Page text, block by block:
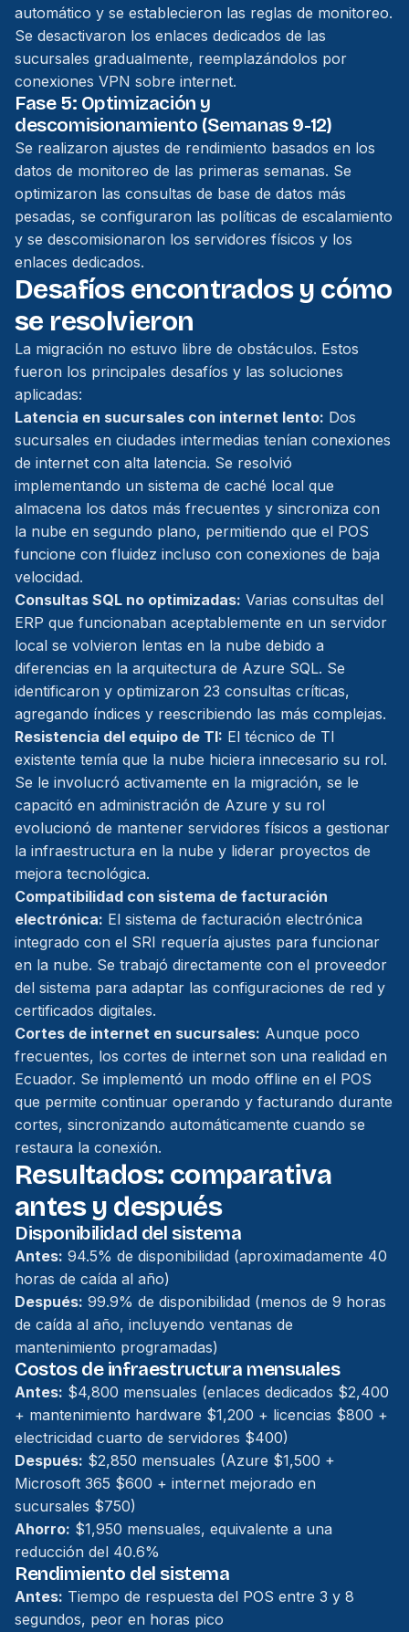
automático y se establecieron las reglas de monitoreo.
Se desactivaron los enlaces dedicados de las
sucursales gradualmente, reemplazándolos por
conexiones VPN sobre internet.
Fase 5: Optimización y
descomisionamiento (Semanas 9-12)
Se realizaron ajustes de rendimiento basados en los
datos de monitoreo de las primeras semanas. Se
optimizaron las consultas de base de datos más
pesadas, se configuraron las políticas de escalamiento
y se descomisionaron los servidores físicos y los
enlaces dedicados.
Desafíos encontrados y cómo
se resolvieron
La migración no estuvo libre de obstáculos. Estos
fueron los principales desafíos y las soluciones
aplicadas:
Latencia en sucursales con internet lento: Dos
sucursales en ciudades intermedias tenían conexiones
de internet con alta latencia. Se resolvió
implementando un sistema de caché local que
almacena los datos más frecuentes y sincroniza con
la nube en segundo plano, permitiendo que el POS
funcione con fluidez incluso con conexiones de baja
velocidad.
Consultas SQL no optimizadas: Varias consultas del
ERP que funcionaban aceptablemente en un servidor
local se volvieron lentas en la nube debido a
diferencias en la arquitectura de Azure SQL. Se
identificaron y optimizaron 23 consultas críticas,
agregando índices y reescribiendo las más complejas.
Resistencia del equipo de TI: El técnico de TI
existente temía que la nube hiciera innecesario su rol.
Se le involucró activamente en la migración, se le
capacitó en administración de Azure y su rol
evolucionó de mantener servidores físicos a gestionar
la infraestructura en la nube y liderar proyectos de
mejora tecnológica.
Compatibilidad con sistema de facturación
electrónica: El sistema de facturación electrónica
integrado con el SRI requería ajustes para funcionar
en la nube. Se trabajó directamente con el proveedor
del sistema para adaptar las configuraciones de red y
certificados digitales.
Cortes de internet en sucursales: Aunque poco
frecuentes, los cortes de internet son una realidad en
Ecuador. Se implementó un modo offline en el POS
que permite continuar operando y facturando durante
cortes, sincronizando automáticamente cuando se
restaura la conexión.
Resultados: comparativa
antes y después
Disponibilidad del sistema
Antes: 94.5% de disponibilidad (aproximadamente 40
horas de caída al año)
Después: 99.9% de disponibilidad (menos de 9 horas
de caída al año, incluyendo ventanas de
mantenimiento programadas)
Costos de infraestructura mensuales
Antes: $4,800 mensuales (enlaces dedicados $2,400
+ mantenimiento hardware $1,200 + licencias $800 +
electricidad cuarto de servidores $400)
Después: $2,850 mensuales (Azure $1,500 +
Microsoft 365 $600 + internet mejorado en
sucursales $750)
Ahorro: $1,950 mensuales, equivalente a una
reducción del 40.6%
Rendimiento del sistema
Antes: Tiempo de respuesta del POS entre 3 y 8
segundos, peor en horas pico